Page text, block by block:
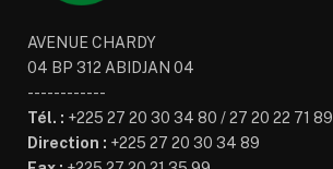
AVENUE CHARDY
04 BP 312 ABIDJAN 04
------------
Tél. : +225 27 20 30 34 80 / 27 20 22 71 89
Direction : +225 27 20 30 34 89